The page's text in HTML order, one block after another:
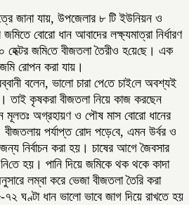
জানা যায়, উপজেলার ৮ টি ইউনিয়ন ও
বোরো ধান আবাদের লক্ষ্যমাত্রা নির্ধারণ
জ‌মি‌তে বীজতলা তৈরীও হ‌য়ে‌ছে। এক
রোপন করা যায়।
বলেন, ভালো চারা পে‌তে চাই‌লে অবশ্যই
তাই কৃষকরা বীজতলা নিয়ে কাজ করছেন
মূলতঃ অগ্রহায়ণ ও পৌষ মাস বোরো ধানের
পর্যাপ্ত রোদ পড়ে‌বে, এমন উর্বর ও
নির্বাচন করা হয়। চাষের আগে জৈবসার
হয়। পানি দিয়ে জমিকে থক থকে কাদা
লম্বা করে ভেজা বীজতলা তৈরি করা
ঘণ্টা ধান ভালো ভাবে জাগ দিয়ে রাখতে হয়